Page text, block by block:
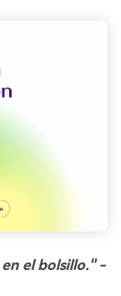
el bolsillo." -